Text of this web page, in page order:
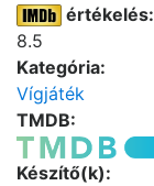
értékelés:
8.5
Kategória:
Vígjáték
TMDB:
Készítő(k):